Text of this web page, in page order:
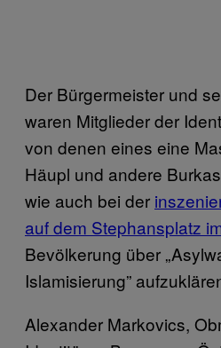
Der Bürgermeister und
waren Mitglieder der
von denen eines eine
Häupl und andere
wie auch bei der
auf dem Stephansplatz
Bevölkerung über
Islamisierung”
Alexander Markovics,